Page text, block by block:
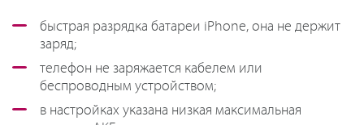
быстрая разрядка батареи iPhone, она не держит
заряд;
телефон не заряжается кабелем или
беспроводным устройством;
в настройках указана низкая максимальная